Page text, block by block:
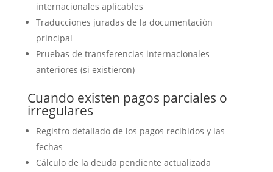
internacionales aplicables
Traducciones juradas de la documentación
principal
Pruebas de transferencias internacionales
anteriores (si existieron)
Cuando existen pagos parciales o
irregulares
Registro detallado de los pagos recibidos y las
fechas
Cálculo de la deuda pendiente actualizada